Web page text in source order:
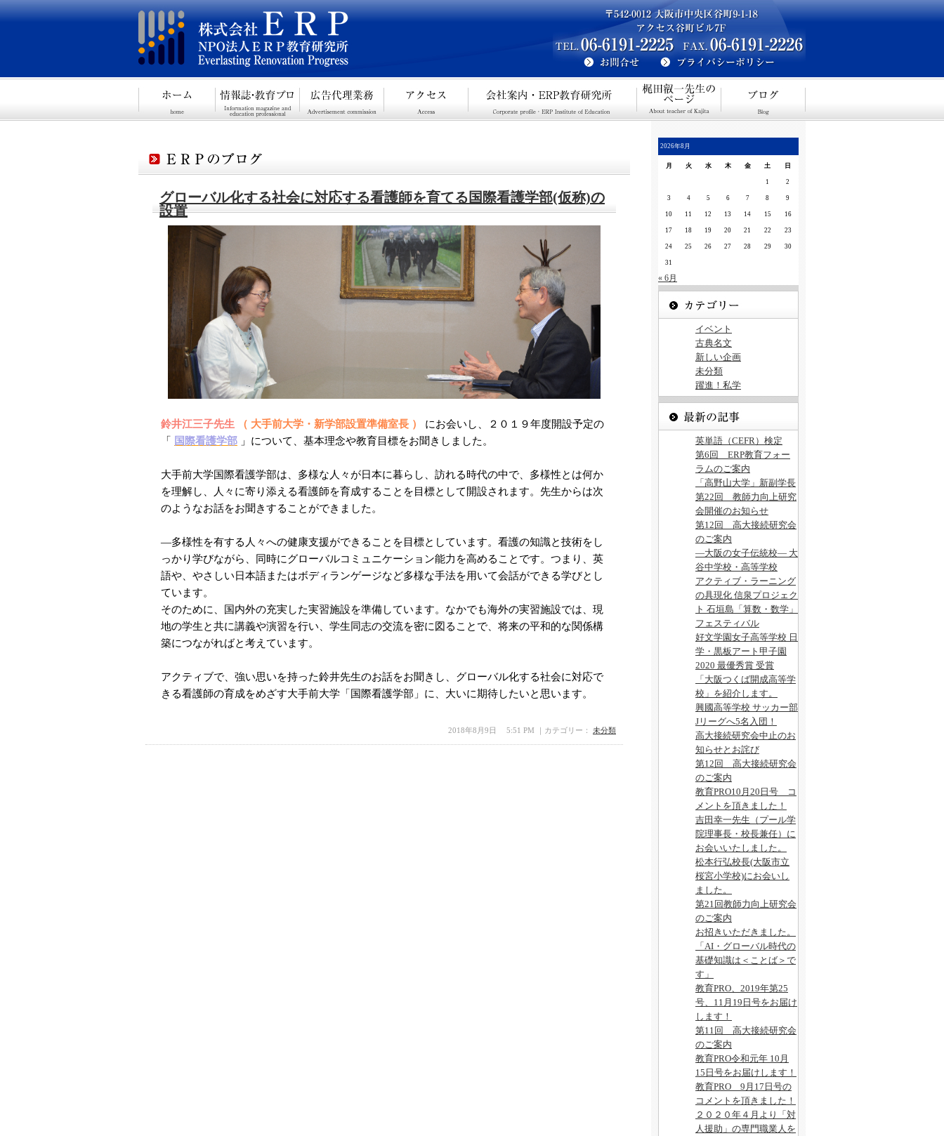
グローバル化する社会に対応する看護師を育てる国際看護学部(仮称)の
設置
鈴井江三子先生 （ 大手前大学・新学部設置準備室長 ） にお会いし、２０１９年度開設予定の
「
国際看護学部 」について、基本理念や教育目標をお聞きしました。
大手前大学国際看護学部は、多様な人々が日本に暮らし、訪れる時代の中で、多様性とは何か
を理解し、人々に寄り添える看護師を育成することを目標として開設されます。先生からは次
のようなお話をお聞きすることができました。
―多様性を有する人々への健康支援ができることを目標としています。看護の知識と技術をし
っかり学びながら、同時にグローバルコミュニケーション能力を高めることです。つまり、英
語や、やさしい日本語またはボディランゲージなど多様な手法を用いて会話ができる学びとし
ています。
そのために、国内外の充実した実習施設を準備しています。なかでも海外の実習施設では、現
地の学生と共に講義や演習を行い、学生同志の交流を密に図ることで、将来の平和的な関係構
築につながればと考えています。
アクティブで、強い思いを持った鈴井先生のお話をお聞きし、グローバル化する社会に対応で
きる看護師の育成をめざす大手前大学「国際看護学部」 に、大いに期待したいと思います。
2018年8月9日 5:51 PM ｜カテゴリー： 未分類
2026年8月
月 火 水 木 金 土 日
1 2
3 4 5 6 7 8 9
10 11 12 13 14 15 16
17 18 19 20 21 22 23
24 25 26 27 28 29 30
31
« 6月
イベント
古典名文
新しい企画
未分類
躍進！私学
英単語（CEFR）検定
第6回 ERP教育フォー
ラムのご案内
「高野山大学」新副学長
第22回 教師力向上研究
会開催のお知らせ
第12回 高大接続研究会
のご案内
―大阪の女子伝統校― 大
谷中学校・高等学校
アクティブ・ラーニング
の具現化 信泉プロジェク
ト 石垣島「算数・数学」
フェスティバル
好文学園女子高等学校 日
学・黒板アート甲子園
2020 最優秀賞 受賞
「大阪つくば開成高等学
校」を紹介します。
興國高等学校 サッカー部
Jリーグへ5名入団！
高大接続研究会中止のお
知らせとお詫び
第12回 高大接続研究会
のご案内
教育PRO10月20日号 コ
メントを頂きました！
吉田幸一先生（プール学
院理事長・校長兼任）に
お会いいたしました。
松本行弘校長(大阪市立
桜宮小学校)にお会いし
ました。
第21回教師力向上研究会
のご案内
お招きいただきました。
「AI・グローバル時代の
基礎知識は＜ことば＞で
す」
教育PRO、2019年第25
号、11月19日号をお届け
します！
第11回 高大接続研究会
のご案内
教育PRO令和元年 10月
15日号をお届けします！
教育PRO 9月17日号の
コメントを頂きました！
２０２０年４月より「対
人援助」の専門職業人を